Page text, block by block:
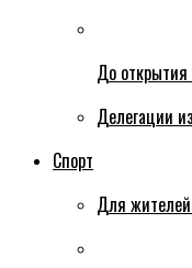
До
Делегации
Спорт
Для